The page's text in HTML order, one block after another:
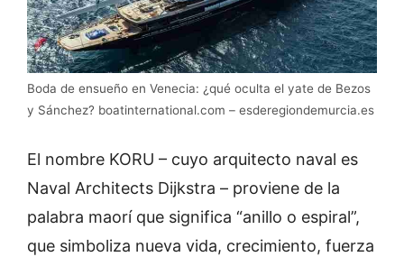
Boda de ensueño en Venecia: ¿qué oculta el yate de Bezos
y Sánchez? boatinternational.com – esderegiondemurcia.es
El nombre KORU – cuyo arquitecto naval es
Naval Architects Dijkstra – proviene de la
palabra maorí que significa “anillo o espiral”,
que simboliza nueva vida, crecimiento, fuerza